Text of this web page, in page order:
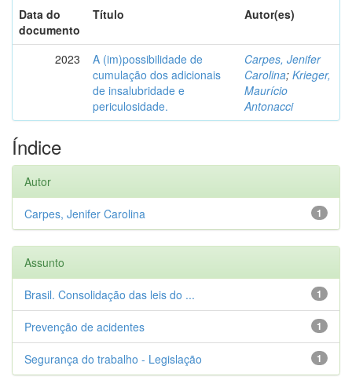
Data do
documento
Título Autor(es)
2023
A (im)possibilidade de
cumulação dos adicionais
de insalubridade e
periculosidade.
Carpes, Jenifer
Carolina; Krieger,
Maurício
Antonacci
Índice
Autor
1
Carpes, Jenifer Carolina
Assunto
1
Brasil. Consolidação das leis do ...
1
Prevenção de acidentes
1
Segurança do trabalho - Legislação